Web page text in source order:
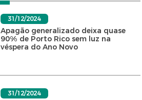
31/12/2024
Apagão generalizado deixa quase
90% de Porto Rico sem luz na
véspera do Ano Novo
31/12/2024